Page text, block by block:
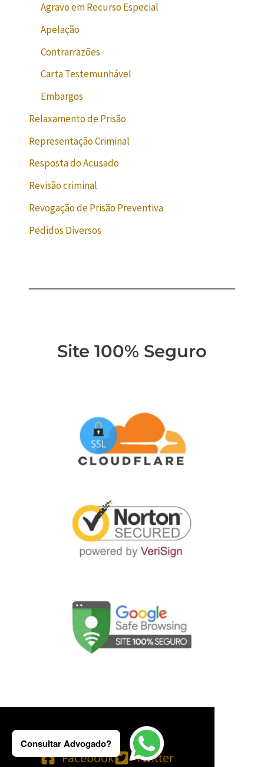
Agravo em Recurso Especial
Apelação
Contrarrazões
Carta Testemunhável
Embargos
Relaxamento de Prisão
Representação Criminal
Resposta do Acusado
Revisão criminal
Revogação de Prisão Preventiva
Pedidos Diversos
Site 100% Seguro
Facebook
Twitter
Consultar Advogado?